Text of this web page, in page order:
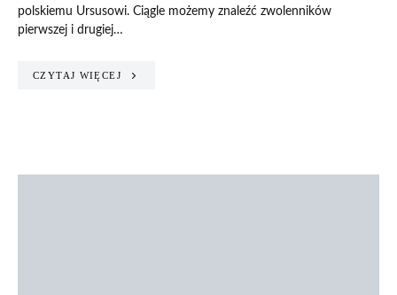
polskiemu Ursusowi. Ciągle możemy znaleźć zwolenników
pierwszej i drugiej…
CZYTAJ WIĘCEJ